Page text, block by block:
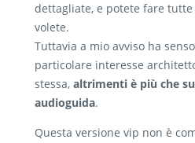
dettagliate, e potete fare
volete.
Tuttavia a mio avviso ha senso
particolare interesse
stessa, altrimenti è più che
audioguida.
Questa versione vip non è